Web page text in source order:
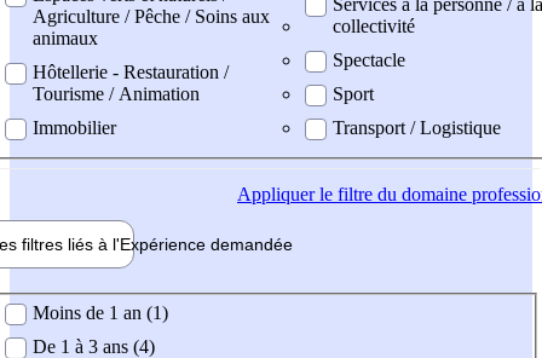
Agriculture / Pêche / Soins aux
animaux
Hôtellerie - Restauration /
Tourisme / Animation
Immobilier
collectivité
Spectacle
Sport
Transport / Logistique
Appliquerle filtre du domaine
filtres liés à l'Expérience demandée
demandée
Moins de 1 an (1)
De 1 à 3 ans (4)